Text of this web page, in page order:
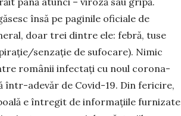
însă pe paginile oficiale de
doar trei dintre ele: fe­bră, tuse
senzație de sufocare). Nimic
românii infectați cu noul coro­na­
într-ade­văr de Covid-19. Din fericire,
e întregit de informațiile furnizate